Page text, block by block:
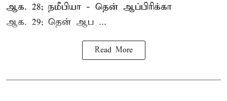
ஆக. 28; நமீபியா - தென் ஆப்பிரிக்கா
ஆக. 29; தென் ஆப ...
Read More